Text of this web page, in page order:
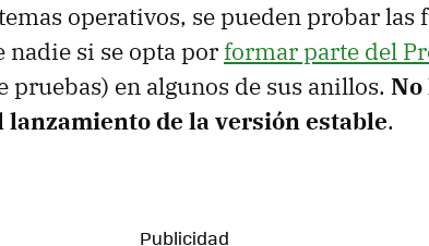
operativos, se pueden probar las
nadie si se opta por formar parte del
pruebas) en algunos de sus anillos. No
de la versión estable.